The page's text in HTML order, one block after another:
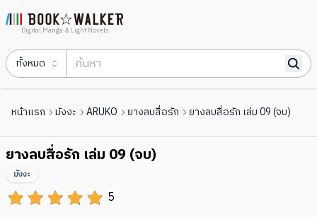
Digital Manga & Light Novels
ทั้งหมด
หน้าแรก มังงะ ARUKO ยางลบสื่อรัก ยางลบสื่อรัก เล่ม 09 (จบ)
ยางลบสื่อรัก เล่ม 09 (จบ)
5
มังงะ